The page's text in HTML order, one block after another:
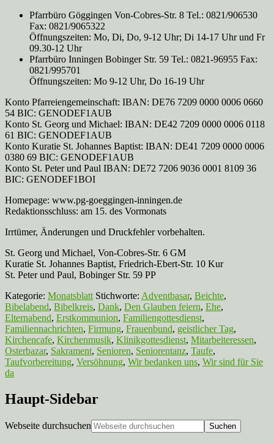
Pfarrbüro Göggingen Von-Cobres-Str. 8 Tel.: 0821/906530
Fax: 0821/9065322
Öffnungszeiten: Mo, Di, Do, 9-12 Uhr; Di 14-17 Uhr und Fr
09.30-12 Uhr
Pfarrbüro Inningen Bobinger Str. 59 Tel.: 0821-96955 Fax:
0821/995701
Öffnungszeiten: Mo 9-12 Uhr, Do 16-19 Uhr
Konto Pfarreiengemeinschaft: IBAN: DE76 7209 0000 0006 0660
54 BIC: GENODEF1AUB
Konto St. Georg und Michael: IBAN: DE42 7209 0000 0006 0118
61 BIC: GENODEF1AUB
Konto Kuratie St. Johannes Baptist: IBAN: DE41 7209 0000 0006
0380 69 BIC: GENODEF1AUB
Konto St. Peter und Paul IBAN: DE72 7206 9036 0001 8109 36
BIC: GENODEF1BOI
Homepage: www.pg-goeggingen-inningen.de
Redaktionsschluss: am 15. des Vormonats
Irrtümer, Änderungen und Druckfehler vorbehalten.
St. Georg und Michael, Von-Cobres-Str. 6 GM
Kuratie St. Johannes Baptist, Friedrich-Ebert-Str. 10 Kur
St. Peter und Paul, Bobinger Str. 59 PP
Kategorie: Monatsblatt Stichworte: Adventbasar, Beichte,
Bibelabend, Bibelkreis, Dank, Den Glauben feiern, Ehe,
Elternabend, Erstkommunion, Familiengottesdienst,
Familiennachrichten, Firmung, Frauenbund, geistlicher Tag,
Kirchencafe, Kirchenmusik, Klinikgottesdienst, Mitarbeiteressen,
Osterbazar, Sakrament, Senioren, Seniorentanz, Taufe,
Taufvorbereitung, Versöhnung, Wir bedanken uns, Wir sind für Sie
da
Haupt-Sidebar
Webseite durchsuchen